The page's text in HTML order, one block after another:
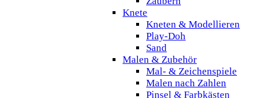
Knete
Kneten & Modellieren
Play-Doh
Sand
Malen & Zubehör
Mal- & Zeichenspiele
Malen nach Zahlen
Pinsel & Farbkästen